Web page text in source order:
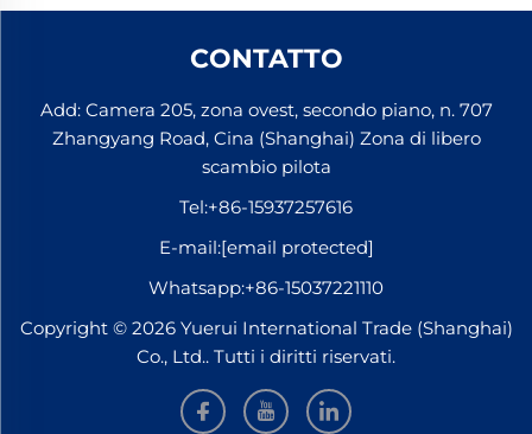
CONTATTO
Add: Camera 205, zona ovest, secondo piano, n. 707
Zhangyang Road, Cina (Shanghai) Zona di libero
scambio pilota
Tel:+86-15937257616
E-mail:[email protected]
Whatsapp:+86-15037221110
Copyright © 2026 Yuerui International Trade (Shanghai)
Co., Ltd.. Tutti i diritti riservati.